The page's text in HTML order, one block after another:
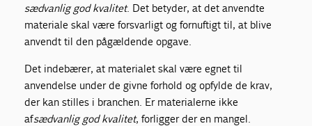
sædvanlig god kvalitet. Det betyder, at det anvendte
materiale skal være forsvarligt og fornuftigt til, at blive
anvendt til den pågældende opgave.
Det indebærer, at materialet skal være egnet til
anvendelse under de givne forhold og opfylde de krav,
der kan stilles i branchen. Er materialerne ikke
afsædvanlig god kvalitet, forligger der en mangel.